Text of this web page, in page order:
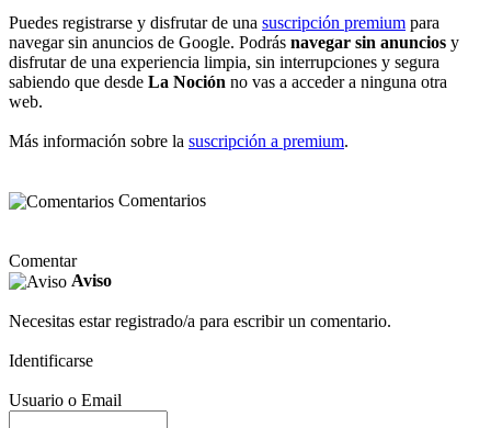
Puedes registrarse y disfrutar de una suscripción premium para
navegar sin anuncios de Google. Podrás navegar sin anuncios y
disfrutar de una experiencia limpia, sin interrupciones y segura
sabiendo que desde La Noción no vas a acceder a ninguna otra
web.
Más información sobre la suscripción a premium.
Comentarios
Comentar
Aviso
Necesitas estar registrado/a para escribir un comentario.
Identificarse
Usuario o Email